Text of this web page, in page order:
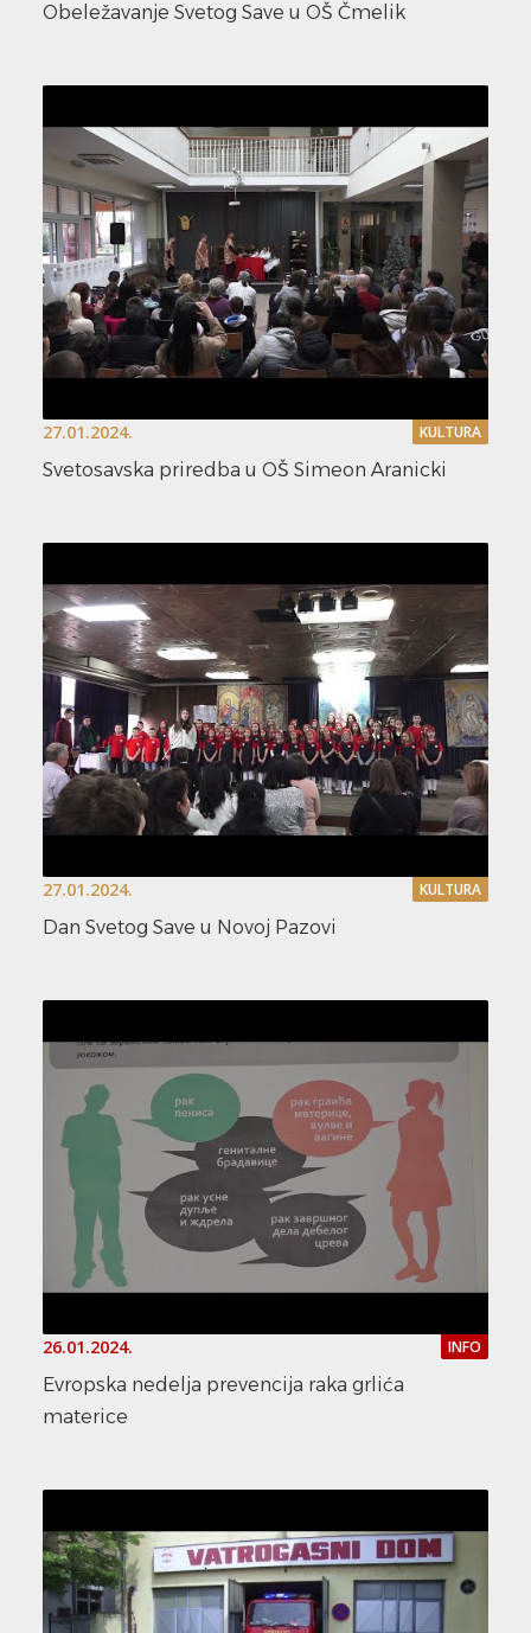
Obeležavanje Svetog Save u OŠ Čmelik
27.01.2024. KULTURA
Svetosavska priredba u OŠ Simeon Aranicki
27.01.2024. KULTURA
Dan Svetog Save u Novoj Pazovi
26.01.2024. INFO
Evropska nedelja prevencija raka grlića
materice